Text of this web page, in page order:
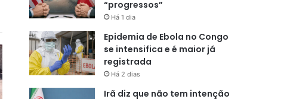
“progressos”
Há 1 dia
Epidemia de Ebola no Congo
se intensifica e é maior já
registrada
Há 2 dias
Irã diz que não tem intenção